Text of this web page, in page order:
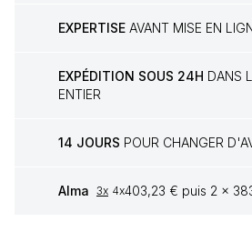
EXPERTISE AVANT MISE EN
EXPÉDITION SOUS 24H DANS
ENTIER
14 JOURS POUR CHANGER
Alma 3x 4x403,23 € puis 2 x